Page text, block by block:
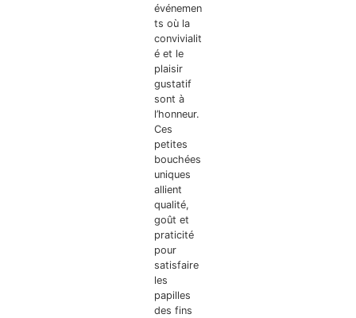
événemen
ts où la
convivialit
é et le
plaisir
gustatif
sont à
l’honneur.
Ces
petites
bouchées
uniques
allient
qualité,
goût et
praticité
pour
satisfaire
les
papilles
des fins